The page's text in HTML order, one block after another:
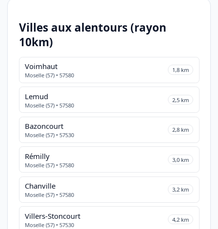
Villes aux alentours (rayon
10km)
Voimhaut
Moselle (57) • 57580
1,8 km
Lemud
Moselle (57) • 57580
2,5 km
Bazoncourt
Moselle (57) • 57530
2,8 km
Rémilly
Moselle (57) • 57580
3,0 km
Chanville
Moselle (57) • 57580
3,2 km
Villers-Stoncourt
Moselle (57) • 57530
4,2 km